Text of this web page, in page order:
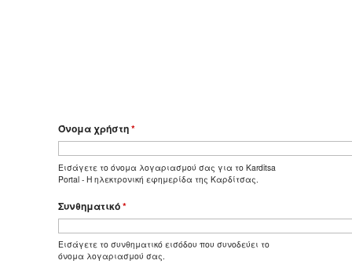
Όνομα χρήστη*
Εισάγετε το όνομα λογαριασμού σας για το Karditsa
Portal - Η ηλεκτρονική εφημερίδα της Καρδίτσας.
Συνθηματικό*
Εισάγετε το συνθηματικό εισόδου που συνοδεύει το
όνομα λογαριασμού σας.